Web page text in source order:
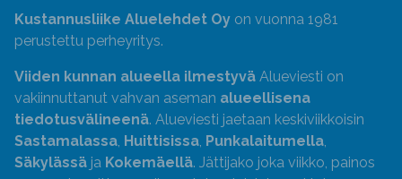
Kustannusliike Aluelehdet Oy on vuonna 1981
perustettu perheyritys.
Viiden kunnan alueella ilmestyvä Alueviesti on
vakiinnuttanut vahvan aseman alueellisena
tiedotusvälineenä. Alueviesti jaetaan keskiviikkoisin
Sastamalassa, Huittisissa, Punkalaitumella,
Säkylässä ja Kokemäellä. Jättijako joka viikko, painos